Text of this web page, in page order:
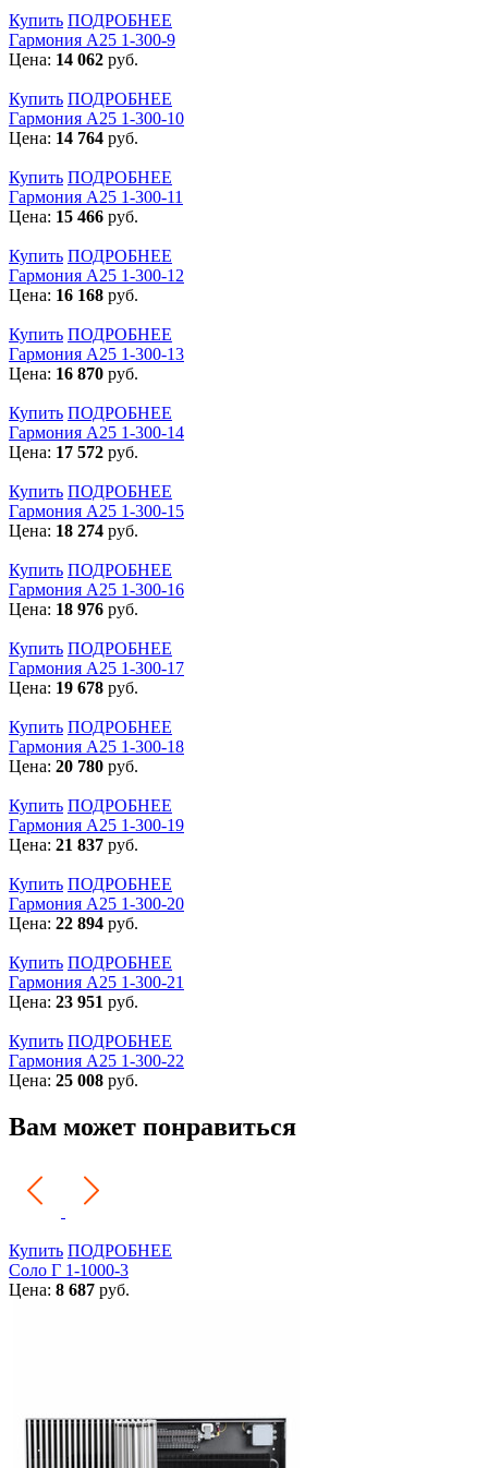
Купить ПОДРОБНЕЕ
Гармония А25 1-300-9
Цена: 14 062 руб.
Купить ПОДРОБНЕЕ
Гармония А25 1-300-10
Цена: 14 764 руб.
Купить ПОДРОБНЕЕ
Гармония А25 1-300-11
Цена: 15 466 руб.
Купить ПОДРОБНЕЕ
Гармония А25 1-300-12
Цена: 16 168 руб.
Купить ПОДРОБНЕЕ
Гармония А25 1-300-13
Цена: 16 870 руб.
Купить ПОДРОБНЕЕ
Гармония А25 1-300-14
Цена: 17 572 руб.
Купить ПОДРОБНЕЕ
Гармония А25 1-300-15
Цена: 18 274 руб.
Купить ПОДРОБНЕЕ
Гармония А25 1-300-16
Цена: 18 976 руб.
Купить ПОДРОБНЕЕ
Гармония А25 1-300-17
Цена: 19 678 руб.
Купить ПОДРОБНЕЕ
Гармония А25 1-300-18
Цена: 20 780 руб.
Купить ПОДРОБНЕЕ
Гармония А25 1-300-19
Цена: 21 837 руб.
Купить ПОДРОБНЕЕ
Гармония А25 1-300-20
Цена: 22 894 руб.
Купить ПОДРОБНЕЕ
Гармония А25 1-300-21
Цена: 23 951 руб.
Купить ПОДРОБНЕЕ
Гармония А25 1-300-22
Цена: 25 008 руб.
Вам может понравиться
Купить ПОДРОБНЕЕ
Соло Г 1-1000-3
Цена: 8 687 руб.